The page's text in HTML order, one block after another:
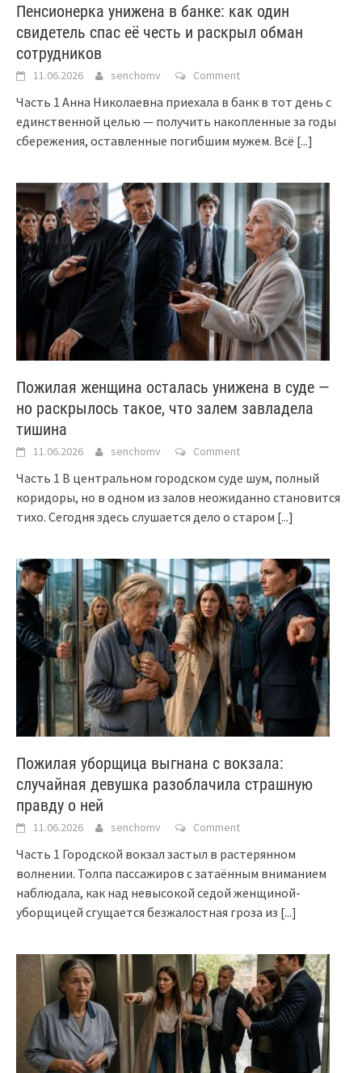
Пенсионерка унижена в банке: как один
свидетель спас её честь и раскрыл обман
сотрудников
11.06.2026 senchomv Comment
Часть 1 Анна Николаевна приехала в банк в тот день с
единственной целью — получить накопленные за годы
сбережения, оставленные погибшим мужем. Всё [...]
Пожилая женщина осталась унижена в суде —
но раскрылось такое, что залем завладела
тишина
11.06.2026 senchomv Comment
Часть 1 В центральном городском суде шум, полный
коридоры, но в одном из залов неожиданно становится
тихо. Сегодня здесь слушается дело о старом [...]
Пожилая уборщица выгнана с вокзала:
случайная девушка разоблачила страшную
правду о ней
11.06.2026 senchomv Comment
Часть 1 Городской вокзал застыл в растерянном
волнении. Толпа пассажиров с затаённым вниманием
наблюдала, как над невысокой седой женщиной-
уборщицей сгущается безжалостная гроза из [...]